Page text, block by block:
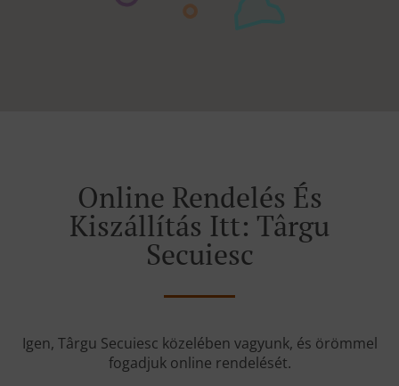
Online Rendelés És
Kiszállítás Itt: Târgu
Secuiesc
Igen, Târgu Secuiesc közelében vagyunk, és örömmel
fogadjuk online rendelését.